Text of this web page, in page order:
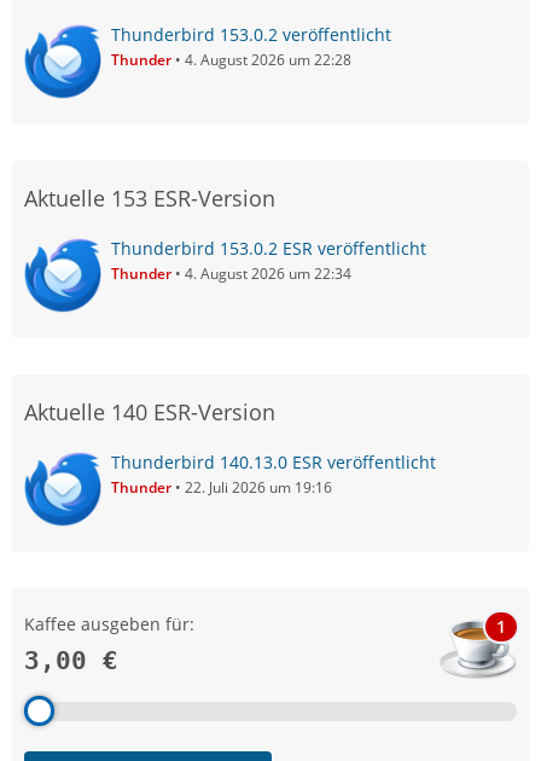
Thunderbird 153.0.2 veröffentlicht
Thunder 4. August 2026 um 22:28
Aktuelle 153 ESR-Version
Thunderbird 153.0.2 ESR veröffentlicht
Thunder 4. August 2026 um 22:34
Aktuelle 140 ESR-Version
Thunderbird 140.13.0 ESR veröffentlicht
Thunder 22. Juli 2026 um 19:16
Kaffee ausgeben für:
3,00 €
1